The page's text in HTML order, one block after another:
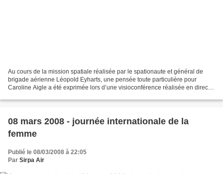
Au cours de la mission spatiale réalisée par le spationaute et général de
brigade aérienne Léopold Eyharts, une pensée toute particulière pour
Caroline Aigle a été exprimée lors d’une visioconférence réalisée en direct
08 mars 2008 - journée internationale de la
femme
Publié le 08/03/2008 à 22:05
Par Sirpa Air